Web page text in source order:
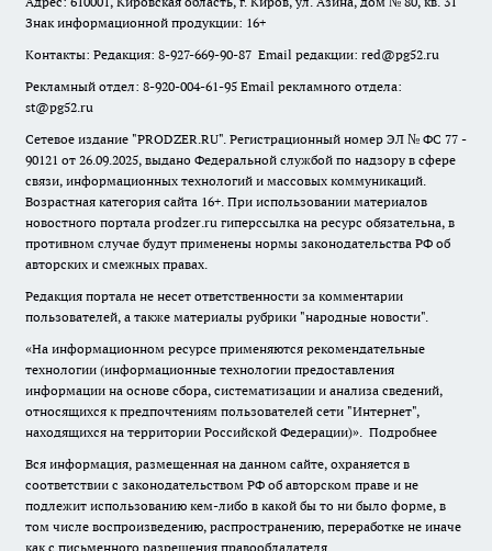
Знак информационной продукции: 16+
Контакты: Редакция: 8-927-669-90-87 Email редакции: red@pg52.ru
Рекламный отдел: 8-920-004-61-95 Email рекламного отдела:
st@pg52.ru
Сетевое издание "PRODZER.RU". Регистрационный номер ЭЛ № ФС 77 -
90121 от 26.09.2025, выдано Федеральной службой по надзору в сфере
связи, информационных технологий и массовых коммуникаций.
Возрастная категория сайта 16+. При использовании материалов
новостного портала prodzer.ru гиперссылка на ресурс обязательна, в
противном случае будут применены нормы законодательства РФ об
авторских и смежных правах.
Редакция портала не несет ответственности за комментарии
пользователей, а также материалы рубрики "народные новости".
«На информационном ресурсе применяются рекомендательные
технологии (информационные технологии предоставления
информации на основе сбора, систематизации и анализа сведений,
относящихся к предпочтениям пользователей сети "Интернет",
находящихся на территории Российской Федерации)». Подробнее
Вся информация, размещенная на данном сайте, охраняется в
соответствии с законодательством РФ об авторском праве и не
подлежит использованию кем-либо в какой бы то ни было форме, в
том числе воспроизведению, распространению, переработке не иначе
как с письменного разрешения правообладателя.